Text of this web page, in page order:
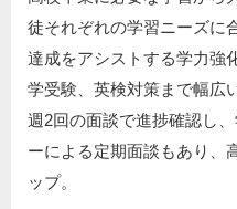
徒それぞれの学習ニーズに
達成をアシストする学力強
学受験、英検対策まで幅広
週2回の面談で進捗確認し
ーによる定期面談もあり、
ップ。